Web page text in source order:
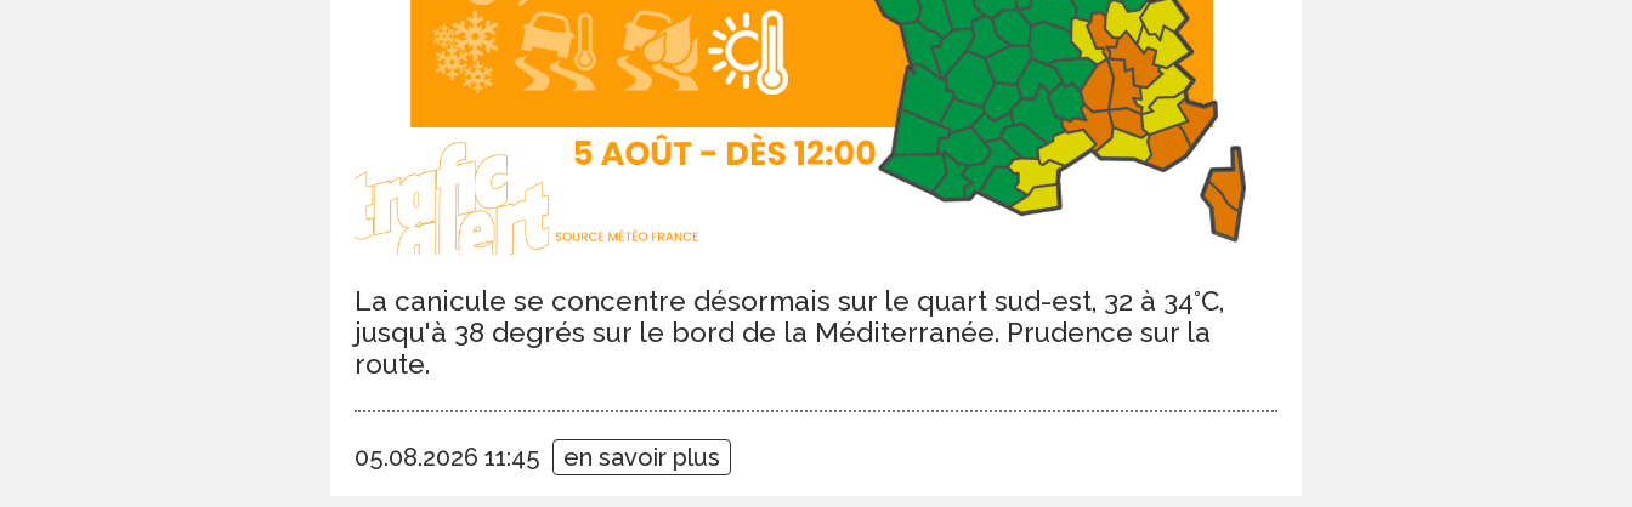
La canicule se concentre désormais sur le quart sud-est, 32 à 34°C,
jusqu'à 38 degrés sur le bord de la Méditerranée. Prudence sur la
route.
05.08.2026 11:45 en savoir plus